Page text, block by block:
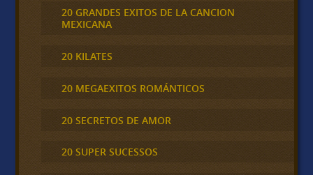
20 GRANDES EXITOS DE LA CANCION
MEXICANA
20 KILATES
20 MEGAEXITOS ROMÁNTICOS
20 SECRETOS DE AMOR
20 SUPER SUCESSOS